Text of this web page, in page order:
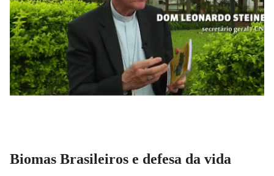
Biomas Brasileiros e defesa da vida